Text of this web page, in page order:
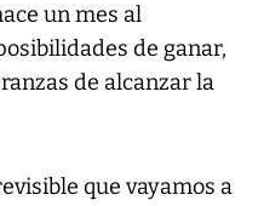
un mes al
de ganar,
de alcanzar la
que vayamos a